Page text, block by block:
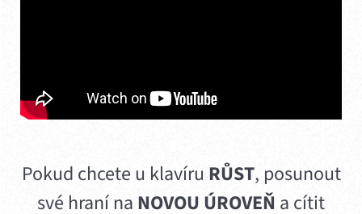
Pokud chcete u klavíru RŮST, posunout
své hraní na NOVOU ÚROVEŇ a cítit